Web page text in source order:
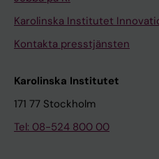
Karolinska Institutet
Kontakta presstjänsten
Karolinska Institutet
171 77 Stockholm
Tel: 08-524 800 00